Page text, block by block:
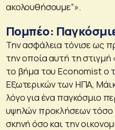
ακολουθήσουμε”».
Πομπέο:
Την ασφάλεια τόνισε ως
την οποία αυτή τη στιγμή
το βήμα του Economist ο
Εξωτερικών των ΗΠΑ,
λόγο για ένα παγκόσμιο
υψηλών προκλήσεων τόσο
σκηνή όσο και την